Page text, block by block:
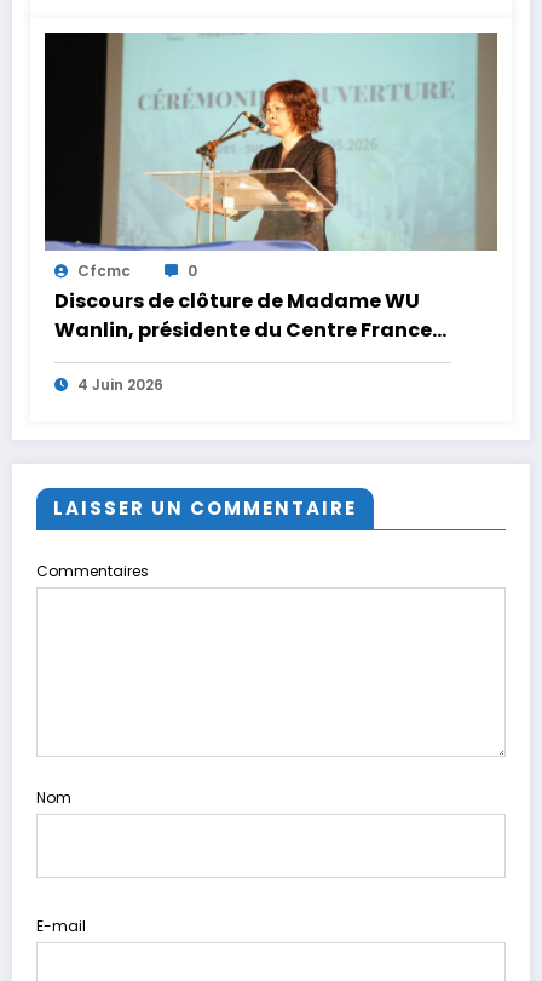
Cfcmc 0
Discours de clôture de Madame WU
Wanlin, présidente du Centre France
Chine de la médecine chinoise
4 Juin 2026
LAISSER UN COMMENTAIRE
Commentaires
Nom
E-mail